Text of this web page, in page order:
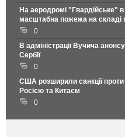
На аеродромі "Гвардійське"
масштабна пожежа на складі
0
В адміністрації Вучича
Сербії
0
США розширили санкції проти
Росією та Китаєм
0